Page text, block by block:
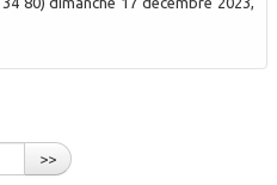
>>